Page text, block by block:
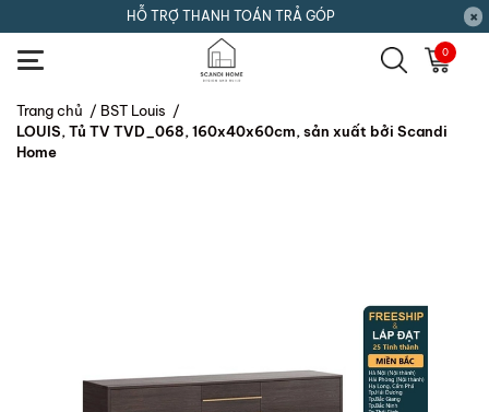
HỖ TRỢ THANH TOÁN TRẢ GÓP
0
Trang chủ / BST Louis /
LOUIS, Tủ TV TVD_068, 160x40x60cm, sản xuất bởi Scandi
Home